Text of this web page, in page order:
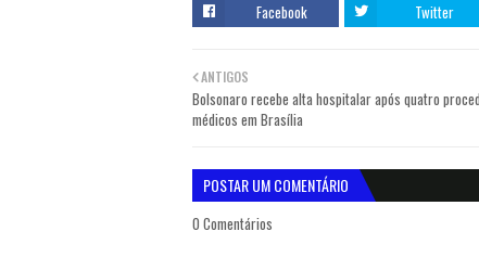
Facebook Twitter
ANTIGOS
Bolsonaro recebe alta hospitalar após quatro
médicos em Brasília
POSTAR UM COMENTÁRIO
0 Comentários